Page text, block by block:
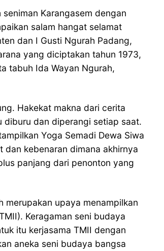
Karangasem dengan
salam hangat selamat
dan I Gusti Ngurah Padang,
yang diciptakan tahun 1973,
tabuh Ida Wayan Ngurah,
Hakekat makna dari cerita
diburu dan diperangi setiap saat.
Yoga Semadi Dewa Siwa
kebenaran dimana akhirnya
panjang dari penonton yang
merupakan upaya menampilkan
Keragaman seni budaya
itu kerjasama TMII dengan
aneka seni budaya bangsa